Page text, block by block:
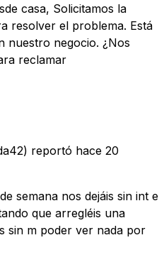
casa, Solicitamos la
resolver el problema. Está
nuestro negocio. ¿Nos
reclamar
reportó hace 20
semana nos dejáis sin int e
que arregléis una
sin m poder ver nada por